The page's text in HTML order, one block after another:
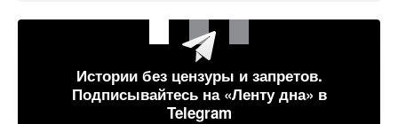
Истории без цензуры и запретов.
Подписывайтесь на «Ленту дна» в
Telegram